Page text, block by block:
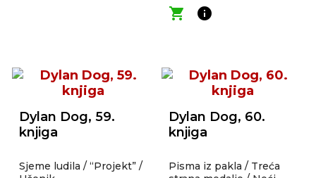
shopping_cart info
Dylan Dog, 59.
knjiga
Sjeme ludila / “Projekt” /
Dylan Dog, 60.
knjiga
Pisma iz pakla / Treća